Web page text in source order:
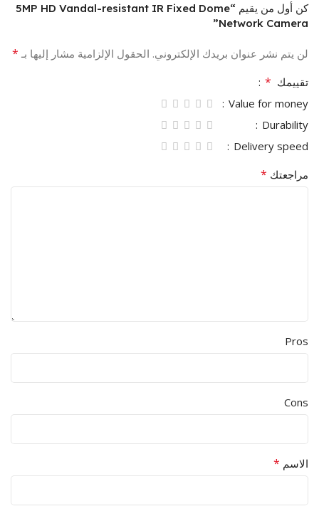
كن أول من يقيم “5MP HD Vandal-resistant IR Fixed Dome
Network Camera”
لن يتم نشر عنوان بريدك الإلكتروني. الحقول الإلزامية مشار إليها بـ *
تقييمك *
Value for money
Durability
Delivery speed
مراجعتك *
Pros
Cons
الاسم *